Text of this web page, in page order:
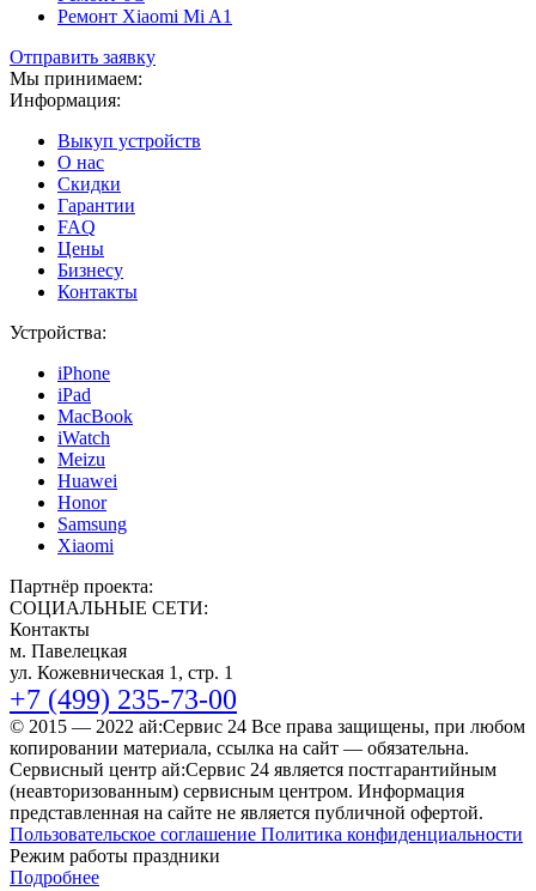
Ремонт Xiaomi Mi A1
Отправить заявку
Мы принимаем:
Информация:
Выкуп устройств
О нас
Скидки
Гарантии
FAQ
Цены
Бизнесу
Контакты
Устройства:
iPhone
iPad
MacBook
iWatch
Meizu
Huawei
Honor
Samsung
Xiaomi
Партнёр проекта:
СОЦИАЛЬНЫЕ СЕТИ:
Контакты
м. Павелецкая
ул. Кожевническая 1, стр. 1
+7 (499) 235-73-00
© 2015 — 2022 ай:Сервис 24 Все права защищены, при любом
копировании материала, ссылка на сайт — обязательна.
Сервисный центр ай:Сервис 24 является постгарантийным
(неавторизованным) сервисным центром. Информация
представленная на сайте не является публичной офертой.
Пользовательское соглашение Политика конфиденциальности
Режим работы праздники
Подробнее